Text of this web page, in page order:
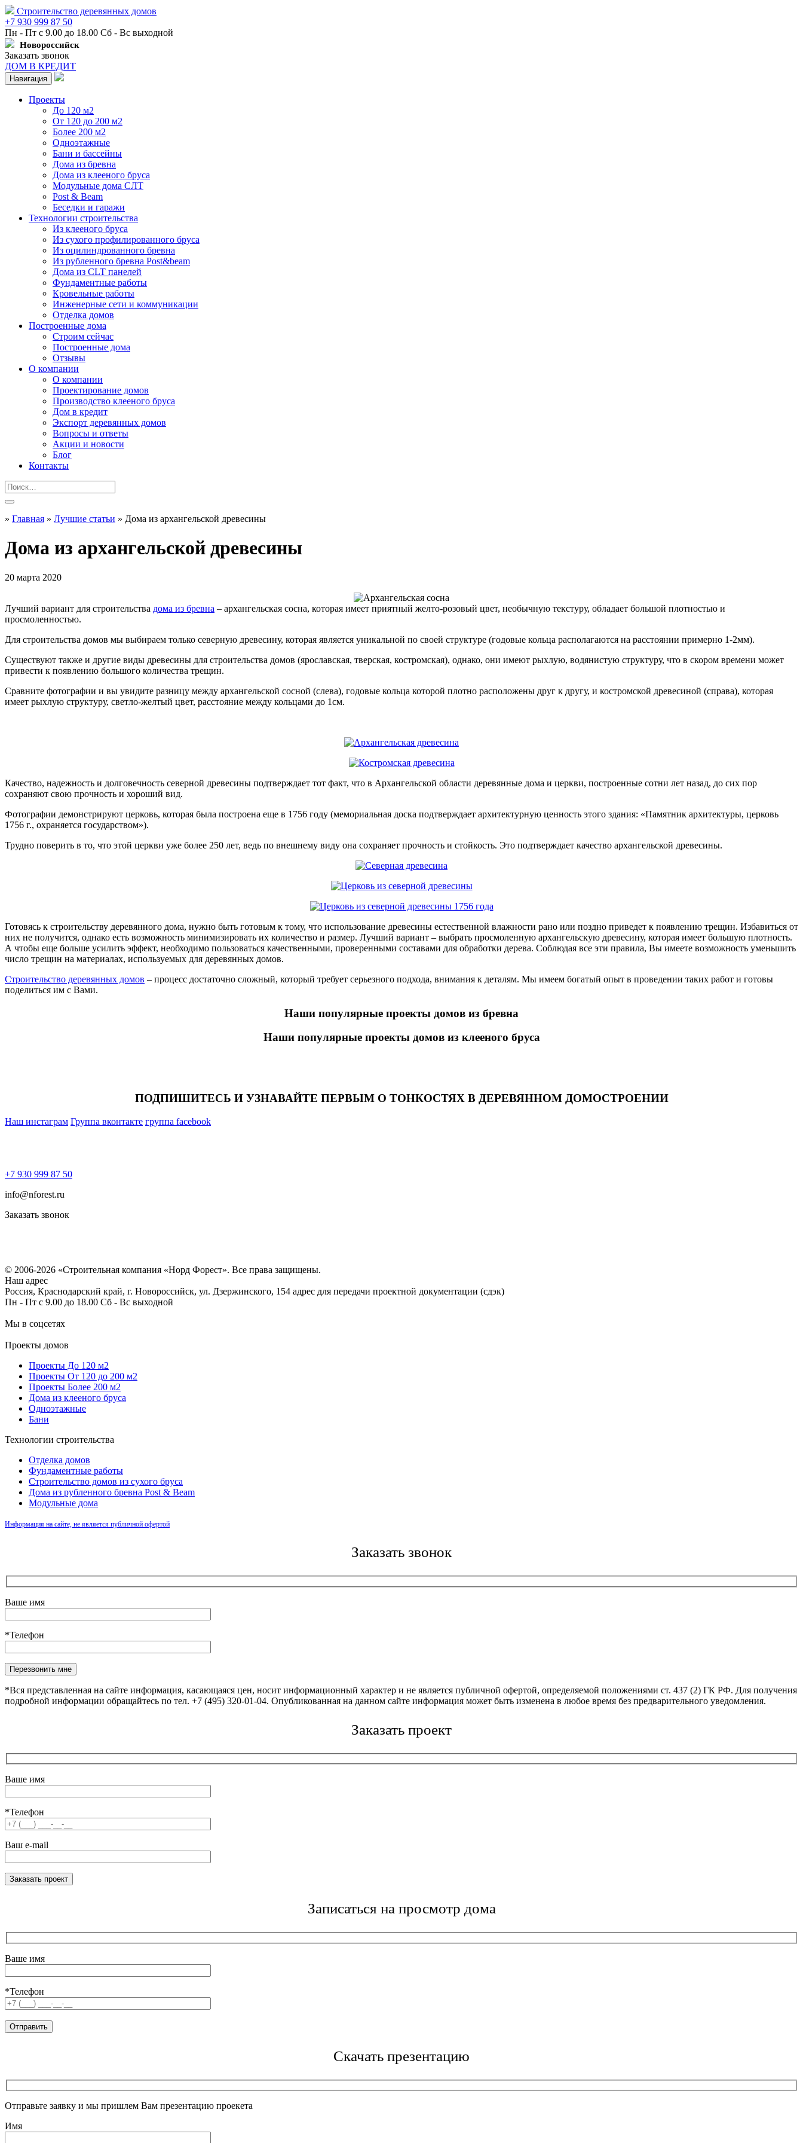
Строительство деревянных домов
+7 930 999 87 50
Пн - Пт с 9.00 до 18.00 Сб - Вс выходной
Новороссийск
Заказать звонок
ДОМ В КРЕДИТ
Навигация
Проекты
До 120 м2
От 120 до 200 м2
Более 200 м2
Одноэтажные
Бани и бассейны
Дома из бревна
Дома из клееного бруса
Модульные дома СЛТ
Post & Beam
Беседки и гаражи
Технологии строительства
Из клееного бруса
Из сухого профилированного бруса
Из оцилиндрованного бревна
Из рубленного бревна Post&beam
Дома из CLT панелей
Фундаментные работы
Кровельные работы
Инженерные сети и коммуникации
Отделка домов
Построенные дома
Строим сейчас
Построенные дома
Отзывы
О компании
О компании
Проектирование домов
Производство клееного бруса
Дом в кредит
Экспорт деревянных домов
Вопросы и ответы
Акции и новости
Блог
Контакты
» Главная » Лучшие статьи » Дома из архангельской древесины
Дома из архангельской древесины
20 марта 2020
​Лучший вариант для строительства дома из бревна – архангельская сосна, которая имеет приятный желто-розовый цвет, необычную текстуру, обладает большой плотностью и
просмоленностью.
Для строительства домов мы выбираем только северную древесину, которая является уникальной по своей структуре (годовые кольца располагаются на расстоянии примерно 1-2мм).
Существуют также и другие виды древесины для строительства домов (ярославская, тверская, костромская), однако, они имеют рыхлую, водянистую структуру, что в скором времени может
привести к появлению большого количества трещин.
Сравните фотографии и вы увидите разницу между архангельской сосной (слева), годовые кольца которой плотно расположены друг к другу, и костромской древесиной (справа), которая
имеет рыхлую структуру, светло-желтый цвет, расстояние между кольцами до 1см.
Качество, надежность и долговечность северной древесины подтверждает тот факт, что в Архангельской области деревянные дома и церкви, построенные сотни лет назад, до сих пор
сохраняют свою прочность и хороший вид.
Фотографии демонстрируют церковь, которая была построена еще в 1756 году (мемориальная доска подтверждает архитектурную ценность этого здания: «Памятник архитектуры, церковь
1756 г., охраняется государством»).
Трудно поверить в то, что этой церкви уже более 250 лет, ведь по внешнему виду она сохраняет прочность и стойкость. Это подтверждает качество архангельской древесины.
Готовясь к строительству деревянного дома, нужно быть готовым к тому, что использование древесины естественной влажности рано или поздно приведет к появлению трещин. Избавиться от
них не получится, однако есть возможность минимизировать их количество и размер. Лучший вариант – выбрать просмоленную архангельскую древесину, которая имеет большую плотность.
А чтобы еще больше усилить эффект, необходимо пользоваться качественными, проверенными составами для обработки дерева. Соблюдая все эти правила, Вы имеете возможность уменьшить
число трещин на материалах, используемых для деревянных домов.
Строительство деревянных домов – процесс достаточно сложный, который требует серьезного подхода, внимания к деталям. Мы имеем богатый опыт в проведении таких работ и готовы
поделиться им с Вами.
Наши популярные проекты домов из бревна
Наши популярные проекты домов из клееного бруса
ПОДПИШИТЕСЬ И УЗНАВАЙТЕ ПЕРВЫМ О ТОНКОСТЯХ В ДЕРЕВЯННОМ ДОМОСТРОЕНИИ
Наш инстаграм Группа вконтакте группа facebook
+7 930 999 87 50
info@nforest.ru
Заказать звонок
© 2006-2026 «Строительная компания «Норд Форест». Все права защищены.
Наш адрес
Россия, Краснодарский край, г. Новороссийск, ул. Дзержинского, 154 адрес для передачи проектной документации (сдэк)
Пн - Пт с 9.00 до 18.00 Сб - Вс выходной
Мы в соцсетях
Проекты домов
Проекты До 120 м2
Проекты От 120 до 200 м2
Проекты Более 200 м2
Дома из клееного бруса
Одноэтажные
Бани
Технологии строительства
Отделка домов
Фундаментные работы
Строительство домов из сухого бруса
Дома из рубленного бревна Post & Beam
Модульные дома
Информация на сайте, не является публичной офертой
Заказать звонок
Ваше имя
*Телефон
Оставьте это поле пустым.
*Вся представленная на сайте информация, касающаяся цен, носит информационный характер и не является публичной офертой, определяемой положениями ст. 437 (2) ГК РФ. Для получения
подробной информации обращайтесь по тел. +7 (495) 320-01-04. Опубликованная на данном сайте информация может быть изменена в любое время без предварительного уведомления.
Заказать проект
Ваше имя
*Телефон
Ваш e-mail
Записаться на просмотр дома
Ваше имя
*Телефон
Скачать презентацию
Отправьте заявку и мы пришлем Вам презентацию проекета
Имя